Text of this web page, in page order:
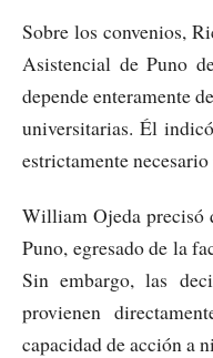
Sobre los convenios,
Asistencial de Puno
depende enteramente
universitarias. Él
estrictamente
William Ojeda precisó
Puno, egresado de la
Sin embargo, las
provienen
capacidad de acción a